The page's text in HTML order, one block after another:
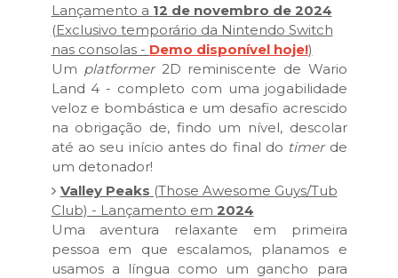
Lançamento a 12 de novembro de 2024
(Exclusivo temporário da Nintendo Switch
nas consolas - Demo disponível hoje!)
Um platformer 2D reminiscente de Wario
Land 4 - completo com uma jogabilidade
veloz e bombástica e um desafio acrescido
na obrigação de, findo um nível, descolar
até ao seu início antes do final do timerde
um detonador!
Valley Peaks (Those Awesome Guys/Tub
Club) - Lançamento em 2024
Uma aventura relaxante em primeira
pessoa em que escalamos, planamos e
usamos a língua como um gancho para